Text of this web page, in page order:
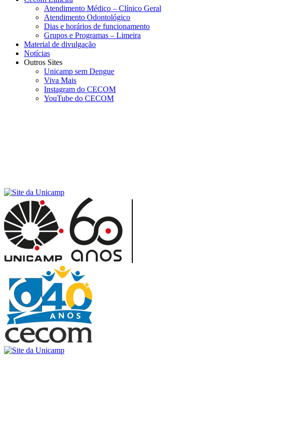
Atendimento Médico – Clínico Geral
Atendimento Odontológico
Dias e horários de funcionamento
Grupos e Programas – Limeira
Material de divulgação
Notícias
Outros Sites
Unicamp sem Dengue
Viva Mais
Instagram do CECOM
YouTube do CECOM